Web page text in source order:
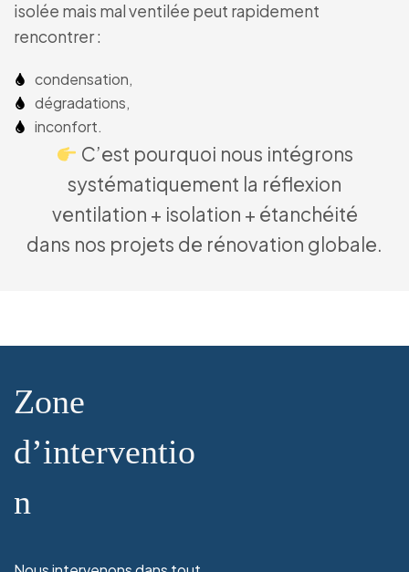
isolée mais mal ventilée peut rapidement
rencontrer :
condensation,
dégradations,
inconfort.
C’est pourquoi nous intégrons
systématiquement la réflexion
ventilation + isolation + étanchéité
dans nos projets de rénovation globale.
Zone
d’interventio
n